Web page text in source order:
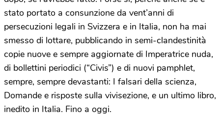
stato portato a consunzione da vent’anni di
persecuzioni legali in Svizzera e in Italia, non ha mai
smesso di lottare, pubblicando in semi-clandestinità
copie nuove e sempre aggiornate di Imperatrice nuda,
di bollettini periodici (“Civis”) e di nuovi pamphlet,
sempre, sempre devastanti: I falsari della scienza,
Domande e risposte sulla vivisezione, e un ultimo libro,
inedito in Italia. Fino a oggi.